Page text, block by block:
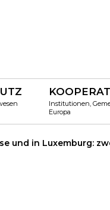
Institutionen,
Europa
und in Luxemburg: